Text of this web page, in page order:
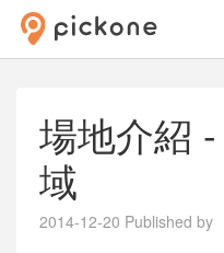
場地介紹
域
2014-12-20 Published by